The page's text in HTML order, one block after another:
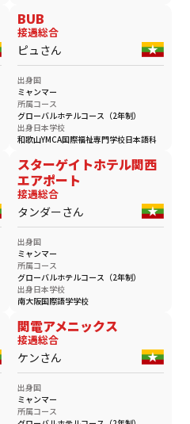
BUB
接遇総合
ピュさん
出身国
ミャンマー
所属コース
グローバルホテルコース（2年制）
出身日本学校
和歌山YMCA国際福祉専門学校日本語科
スターゲイトホテル関西
エアポート
接遇総合
タンダーさん
出身国
ミャンマー
所属コース
グローバルホテルコース（2年制）
出身日本学校
南大阪国際語学学校
関電アメニックス
接遇総合
ケンさん
出身国
ミャンマー
所属コース